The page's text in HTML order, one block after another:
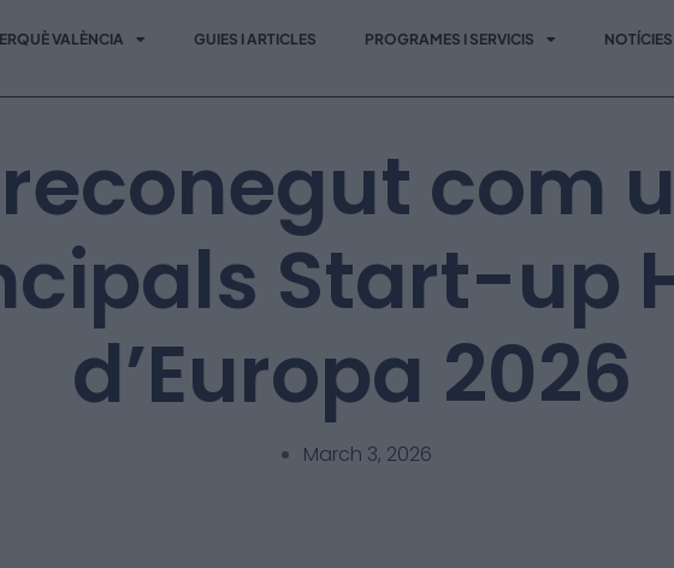
VALÈNCIA GUIES I ARTICLES PROGRAMES I SERVICIS
reconegut com
Start-up
d’Europa 2026
March 3, 2026